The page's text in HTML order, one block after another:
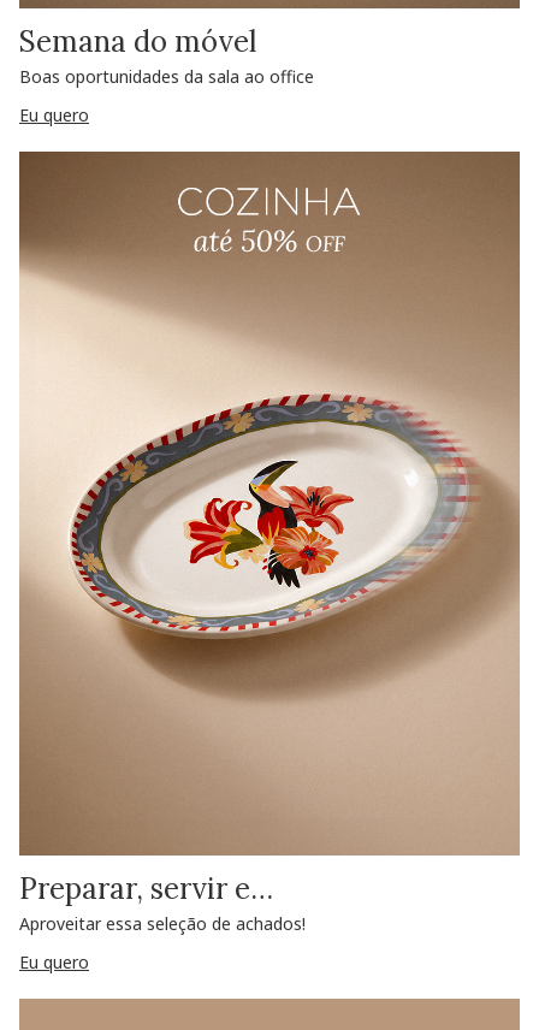
Semana do móvel
Boas oportunidades da sala ao office
Eu quero
Preparar, servir e…
Aproveitar essa seleção de achados!
Eu quero